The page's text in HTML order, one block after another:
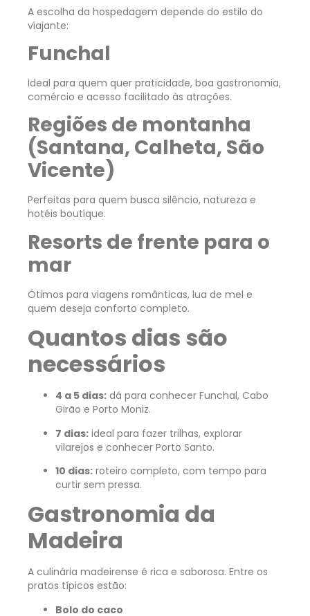
A escolha da hospedagem depende do estilo do
viajante:
Funchal
Ideal para quem quer praticidade, boa gastronomia,
comércio e acesso facilitado às atrações.
Regiões de montanha
(Santana, Calheta, São
Vicente)
Perfeitas para quem busca silêncio, natureza e
hotéis boutique.
Resorts de frente para o
mar
Ótimos para viagens românticas, lua de mel e
quem deseja conforto completo.
Quantos dias são
necessários
4 a 5 dias: dá para conhecer Funchal, Cabo
Girão e Porto Moniz.
7 dias: ideal para fazer trilhas, explorar
vilarejos e conhecer Porto Santo.
10 dias: roteiro completo, com tempo para
curtir sem pressa.
Gastronomia da
Madeira
A culinária madeirense é rica e saborosa. Entre os
pratos típicos estão:
Bolo do caco